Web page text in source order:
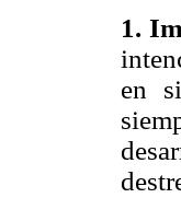
1.
en